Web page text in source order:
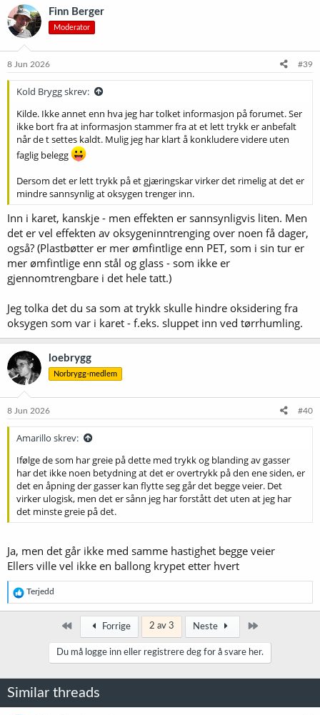
k
s
j
o
e
Finn Berger
Moderator
8 Jun 2026 #39
Kold Brygg skrev:
Kilde. Ikke annet enn hva jeg har tolket informasjon på forumet. Ser
ikke bort fra at informasjon stammer fra at et lett trykk er anbefalt
når de t settes kaldt. Mulig jeg har klart å konkludere videre uten
faglig belegg
Dersom det er lett trykk på et gjæringskar virker det rimelig at det er
mindre sannsynlig at oksygen trenger inn.
Inn i karet, kanskje - men effekten er sannsynligvis liten. Men
det er vel effekten av oksygeninntrenging over noen få dager,
også? (Plastbøtter er mer ømfintlige enn PET, som i sin tur er
mer ømfintlige enn stål og glass - som ikke er
gjennomtrengbare i det hele tatt.)
Jeg tolka det du sa som at trykk skulle hindre oksidering fra
oksygen som var i karet - f.eks. sluppet inn ved tørrhumling.
loebrygg
Norbrygg-medlem
8 Jun 2026 #40
Amarillo skrev:
Ifølge de som har greie på dette med trykk og blanding av gasser
har det ikke noen betydning at det er overtrykk på den ene siden, er
det en åpning der gasser kan flytte seg går det begge veier. Det
virker ulogisk, men det er sånn jeg har forstått det uten at jeg har
det minste greie på det.
Ja, men det går ikke med samme hastighet begge veier
Ellers ville vel ikke en ballong krypet etter hvert
R
e
a
r
Terjedd
Først Forrige 2 av 3 Neste
Du må logge inn eller registrere deg for å svare her.
Similar threads